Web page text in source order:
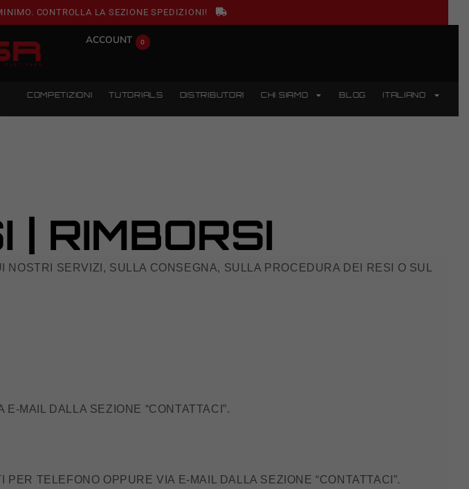
CONTROLLA LA SEZIONE SPEDIZIONI!
ACCOUNT 0
COMPETIZIONI TUTORIALS DISTRIBUTORI CHI SIAMO BLOG ITALIANO
| RIMBORSI
SERVIZI, SULLA CONSEGNA, SULLA PROCEDURA DEI RESI O SUL
MAIL DALLA SEZIONE “CONTATTACI”.
TELEFONO OPPURE VIA E-MAIL DALLA SEZIONE “CONTATTACI”.